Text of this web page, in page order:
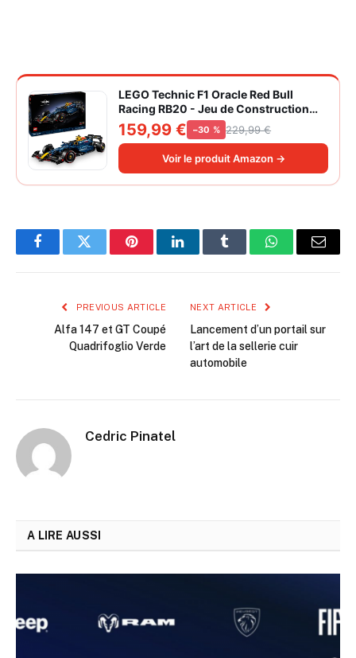
LEGO Technic F1 Oracle Red Bull
Racing RB20 - Jeu de Construction
Collector pour Adulte - Inclut Un
Moteur V6 et Une boîte de Vitesses -
Idée Cadeau pour passionnés de
Formule 1 42206
159,99 € −30 % 229,99 €
Voir le produit Amazon →
FacebookTwitter PinterestLinkedInTumblr WhatsAppEmail
PREVIOUS ARTICLE
Alfa 147 et GT Coupé
Quadrifoglio Verde
NEXT ARTICLE
Lancement d’un portail sur
l’art de la sellerie cuir
automobile
Cedric Pinatel
A LIRE AUSSI